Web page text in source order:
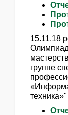
15.11.18
группе
техника»"